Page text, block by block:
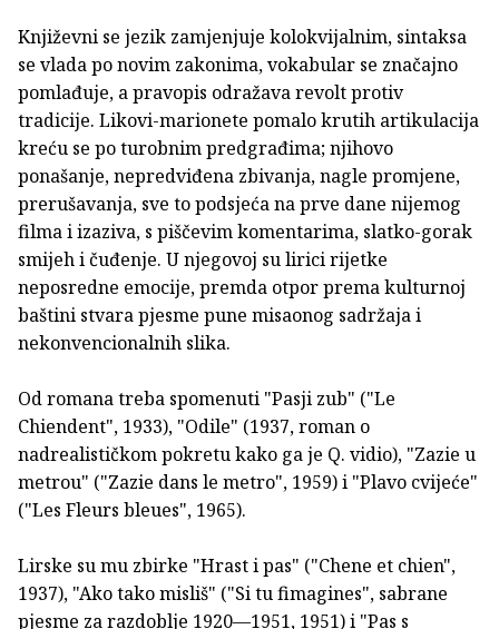
Književni se jezik zamjenjuje kolokvijalnim, sintaksa
se vlada po novim zakonima, vokabular se značajno
pomlađuje, a pravopis odražava revolt protiv
tradicije. Likovi-marionete pomalo krutih artikulacija
kreću se po turobnim predgrađima; njihovo
ponašanje, nepredviđena zbivanja, nagle promjene,
prerušavanja, sve to podsjeća na prve dane nijemog
filma i izaziva, s piščevim komentarima, slatko-gorak
smijeh i čuđenje. U njegovoj su lirici rijetke
neposredne emocije, premda otpor prema kulturnoj
baštini stvara pjesme pune misaonog sadržaja i
nekonvencionalnih slika.
Od romana treba spomenuti "Pasji zub" ("Le
Chiendent", 1933), "Odile" (1937, roman o
nadrealističkom pokretu kako ga je Q. vidio), "Zazie u
metrou" ("Zazie dans le metro", 1959) i "Plavo cvijeće"
("Les Fleurs bleues", 1965).
Lirske su mu zbirke "Hrast i pas" ("Chene et chien",
1937), "Ako tako misliš" ("Si tu fimagines", sabrane
pjesme za razdoblje 1920—1951, 1951) i "Pas s